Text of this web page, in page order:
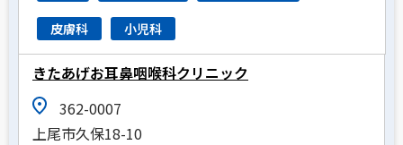
皮膚科 小児科
きたあげお耳鼻咽喉科クリニック
362-0007
上尾市久保18-10